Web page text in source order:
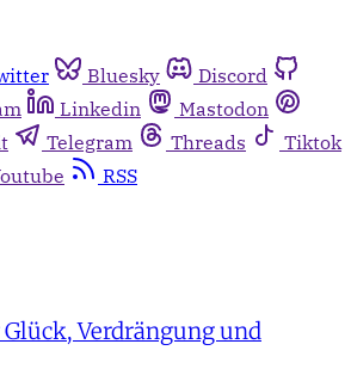
Bluesky
Discord
Linkedin
Mastodon
Telegram Threads
Tiktok
RSS
Verdrängung und